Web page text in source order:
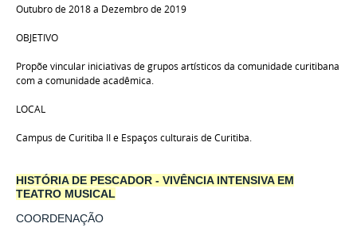
Outubro de 2018 a Dezembro de 2019
OBJETIVO
Propõe vincular iniciativas de grupos artísticos da comunidade curitibana
com a comunidade acadêmica.
LOCAL
Campus de Curitiba II e Espaços culturais de Curitiba.
HISTÓRIA DE PESCADOR - VIVÊNCIA INTENSIVA EM
TEATRO MUSICAL
COORDENAÇÃO